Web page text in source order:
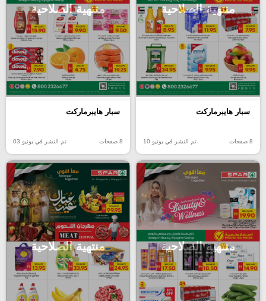
منتهية الصلاحية
سبار هايبرماركت
8 صفحات تم النشر في يونيو 10
منتهية الصلاحية
سبار هايبرماركت
8 صفحات تم النشر في يونيو 03
منتهية الصلاحية منتهية الصلاحية